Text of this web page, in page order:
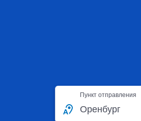
Пункт отправления